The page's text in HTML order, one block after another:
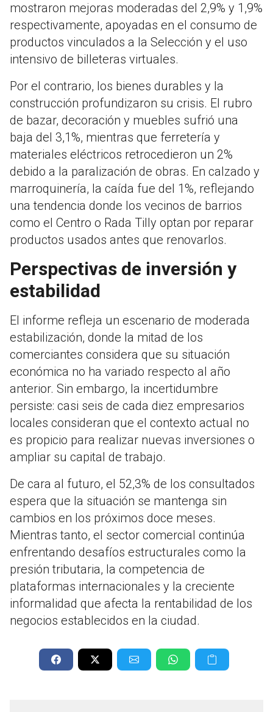
mostraron mejoras moderadas del 2,9% y 1,9%
respectivamente, apoyadas en el consumo de
productos vinculados a la Selección y el uso
intensivo de billeteras virtuales.
Por el contrario, los bienes durables y la
construcción profundizaron su crisis. El rubro
de bazar, decoración y muebles sufrió una
baja del 3,1%, mientras que ferretería y
materiales eléctricos retrocedieron un 2%
debido a la paralización de obras. En calzado y
marroquinería, la caída fue del 1%, reflejando
una tendencia donde los vecinos de barrios
como el Centro o Rada Tilly optan por reparar
productos usados antes que renovarlos.
Perspectivas de inversión y
estabilidad
El informe refleja un escenario de moderada
estabilización, donde la mitad de los
comerciantes considera que su situación
económica no ha variado respecto al año
anterior. Sin embargo, la incertidumbre
persiste: casi seis de cada diez empresarios
locales consideran que el contexto actual no
es propicio para realizar nuevas inversiones o
ampliar su capital de trabajo.
De cara al futuro, el 52,3% de los consultados
espera que la situación se mantenga sin
cambios en los próximos doce meses.
Mientras tanto, el sector comercial continúa
enfrentando desafíos estructurales como la
presión tributaria, la competencia de
plataformas internacionales y la creciente
informalidad que afecta la rentabilidad de los
negocios establecidos en la ciudad.